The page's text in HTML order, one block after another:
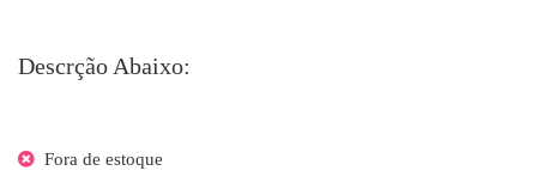
Descrção Abaixo:
Fora de estoque